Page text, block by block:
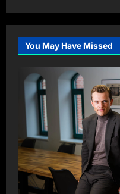
You May Have Missed